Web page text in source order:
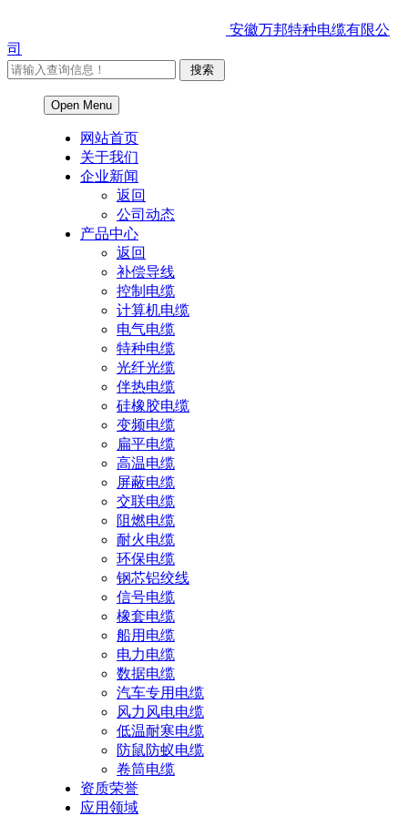
安徽万邦特种电缆有限公
司
Open Menu
网站首页
关于我们
企业新闻
返回
公司动态
产品中心
返回
补偿导线
控制电缆
计算机电缆
电气电缆
特种电缆
光纤光缆
伴热电缆
硅橡胶电缆
变频电缆
扁平电缆
高温电缆
屏蔽电缆
交联电缆
阻燃电缆
耐火电缆
环保电缆
钢芯铝绞线
信号电缆
橡套电缆
船用电缆
电力电缆
数据电缆
汽车专用电缆
风力风电电缆
低温耐寒电缆
防鼠防蚁电缆
卷筒电缆
资质荣誉
应用领域